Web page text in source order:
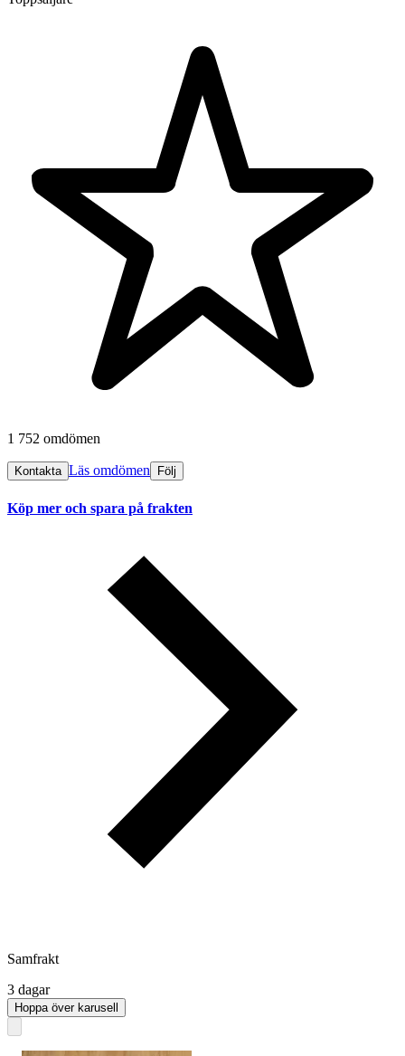
1 752 omdömen
Kontakta Läs omdömen Följ
Köp mer och spara på frakten
Samfrakt
3 dagar
Hoppa över karusell